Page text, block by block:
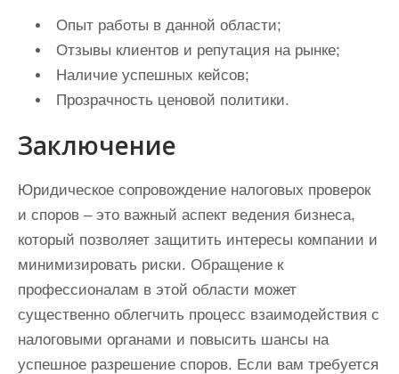
Опыт работы в данной области;
Отзывы клиентов и репутация на рынке;
Наличие успешных кейсов;
Прозрачность ценовой политики.
Заключение
Юридическое сопровождение налоговых проверок
и споров – это важный аспект ведения бизнеса,
который позволяет защитить интересы компании и
минимизировать риски. Обращение к
профессионалам в этой области может
существенно облегчить процесс взаимодействия с
налоговыми органами и повысить шансы на
успешное разрешение споров. Если вам требуется